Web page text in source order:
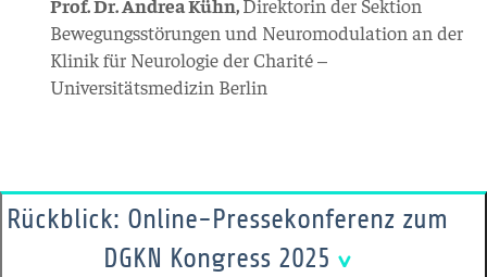
Bewegungsstörungen und Neuromodulation an der
Klinik für Neurologie der Charité –
Universitätsmedizin Berlin
Rückblick: Online-Pressekonferenz zum
DGKN Kongress 2025